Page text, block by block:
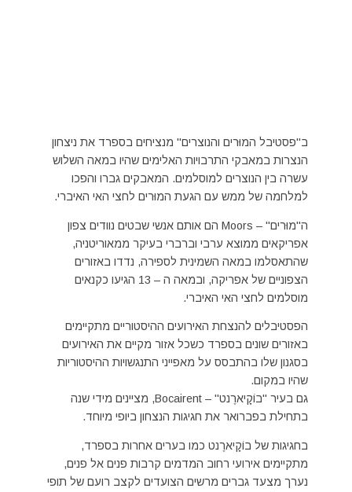
ב"פסטיבל המוּרים והנוצרים" מנציחים בספרד את ניצחון
הנצרות במאבקי התרבויות האלימים שהיו במאה השלוש
עשרה בין הנוצרים למוסלמים. המאבקים גברו והפכו
למלחמה של ממש עם הגעת המוּרים לחצי האי האיברי.
ה"מוּרים" – Moors הם אותם אנשי שבטים נוודים צפון
אפריקאים ממוצא ערבי וברברי בעיקר ממאוריטניה,
שהתאסלמו במאה השמינית לספירה, נדדו באזורים
הצפוניים של אפריקה, ובמאה ה – 13 הגיעו כקנאים
מוסלמים לחצי האי האיברי.
הפסטיבלים להנצחת האירועים ההיסטוריים מתקיימים
באזורים שונים בספרד כשכל אזור מקיים את האירועים
בסגנון שלו בהתבסס על מאפייני התנגשויות ההיסטוריות
שהיו במקום.
גם בעיר "בוֹקָיארֶנט" – Bocairent, מציינים מידי שנה
בתחילת בפברואר את חגיגות הנצחון ביופי מיוחד.
בחגיגות של בוֹקָיארֶנט כמו בערים אחרות בספרד,
מתקיימים אירועי רחוב המדמים קרבות פנים אל פנים,
נערך מצעד גברים מרשים הצועדים לקצב רועם של תופי